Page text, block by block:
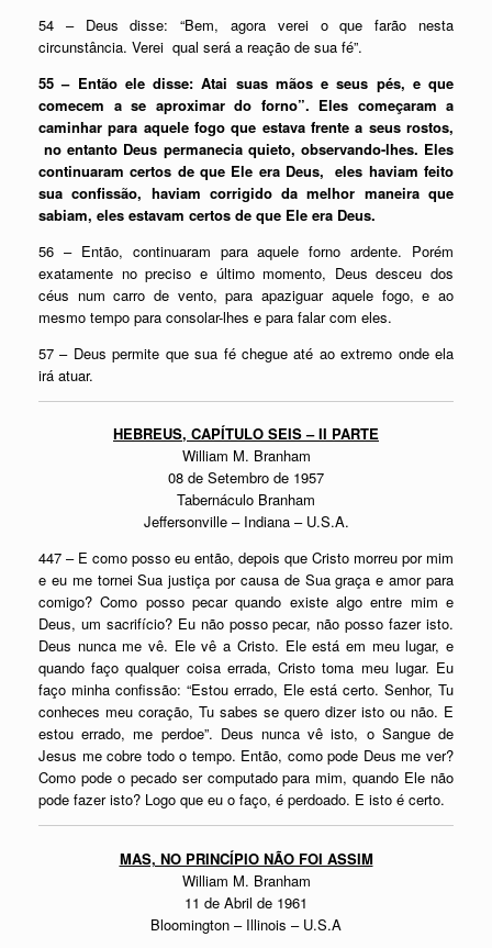
54 – Deus disse: “Bem, agora verei o que farão nesta
circunstância. Verei qual será a reação de sua fé”.
55 – Então ele disse: Atai suas mãos e seus pés, e que
comecem a se aproximar do forno”. Eles começaram a
caminhar para aquele fogo que estava frente a seus rostos,
no entanto Deus permanecia quieto, observando-lhes. Eles
continuaram certos de que Ele era Deus, eles haviam feito
sua confissão, haviam corrigido da melhor maneira que
sabiam, eles estavam certos de que Ele era Deus.
56 – Então, continuaram para aquele forno ardente. Porém
exatamente no preciso e último momento, Deus desceu dos
céus num carro de vento, para apaziguar aquele fogo, e ao
mesmo tempo para consolar-lhes e para falar com eles.
57 – Deus permite que sua fé chegue até ao extremo onde ela
irá atuar.
HEBREUS, CAPÍTULO SEIS –II PARTE
William M. Branham
08 de Setembro de 1957
Tabernáculo Branham
Jeffersonville – Indiana – U.S.A.
447 – E como posso eu então, depois que Cristo morreu por mim
e eu me tornei Sua justiça por causa de Sua graça e amor para
comigo? Como posso pecar quando existe algo entre mim e
Deus, um sacrifício? Eu não posso pecar, não posso fazer isto.
Deus nunca me vê. Ele vê a Cristo. Ele está em meu lugar, e
quando faço qualquer coisa errada, Cristo toma meu lugar. Eu
faço minha confissão: “Estou errado, Ele está certo. Senhor, Tu
conheces meu coração, Tu sabes se quero dizer isto ou não. E
estou errado, me perdoe”. Deus nunca vê isto, o Sangue de
Jesus me cobre todo o tempo. Então, como pode Deus me ver?
Como pode o pecado ser computado para mim, quando Ele não
pode fazer isto? Logo que eu o faço, é perdoado. E isto é certo.
MAS, NO PRINCÍPIO NÃO FOI ASSIM
William M. Branham
11 de Abril de 1961
Bloomington – Illinois – U.S.A